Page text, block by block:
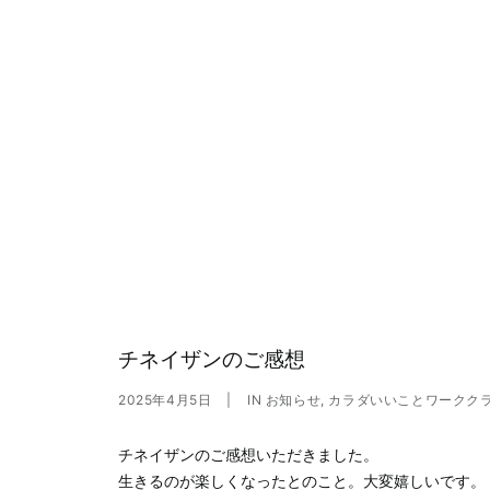
チネイザンのご感想
2025年4月5日 IN お知らせ, カラダいいことワークク
チネイザンのご感想いただきました。
生きるのが楽しくなったとのこと。大変嬉しいです。